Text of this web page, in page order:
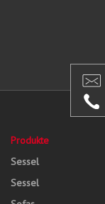
Produkte
Sessel
Sessel